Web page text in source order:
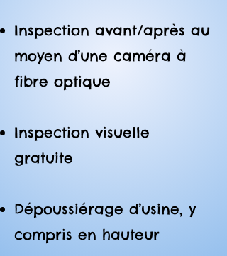
Inspection avant/après au
moyen d’une caméra à
fibre optique
Inspection visuelle
gratuite
Dépoussiérage d’usine, y
compris en hauteur